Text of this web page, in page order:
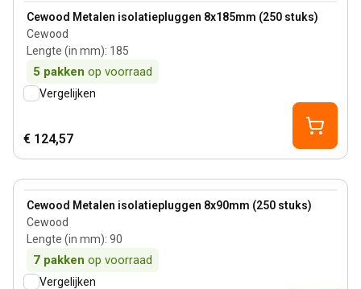
Cewood Metalen isolatiepluggen 8x185mm (250 stuks)
Cewood
Lengte (in mm): 185
5 pakken op voorraad
View product
Vergelijken
€ 124,57
Cewood Metalen isolatiepluggen 8x90mm (250 stuks)
Cewood
Lengte (in mm): 90
7 pakken op voorraad
View product
Vergelijken